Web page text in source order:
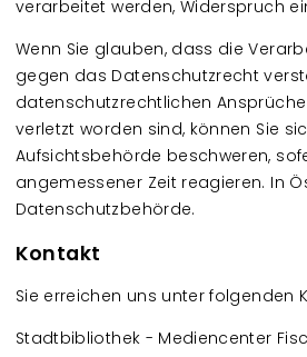
verarbeitet werden, Widerspruch
Wenn Sie glauben, dass die
gegen das Datenschutzrecht
datenschutzrechtlichen
verletzt worden sind, können Sie
Aufsichtsbehörde beschweren,
angemessener Zeit reagieren. In
Datenschutzbehörde.
Kontakt
Sie erreichen uns unter folgenden
Stadtbibliothek - Mediencenter